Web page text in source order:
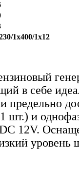
1х400/1х12
в себе
и предельно
шт.) и
12V.